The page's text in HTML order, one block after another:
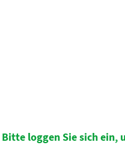
Bitte loggen Sie sich ein,